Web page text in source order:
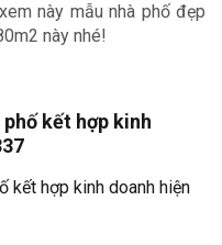
này mẫu nhà phố đẹp
này nhé!
kết hợp kinh